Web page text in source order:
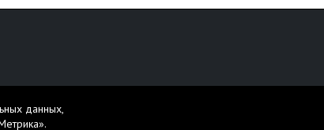
данных
материалы 16+.
данных,